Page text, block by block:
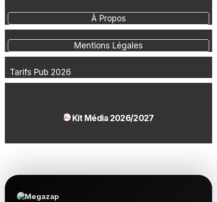
À Propos
Mentions Légales
Tarifs Pub 2026
Kit Média 2026/2027